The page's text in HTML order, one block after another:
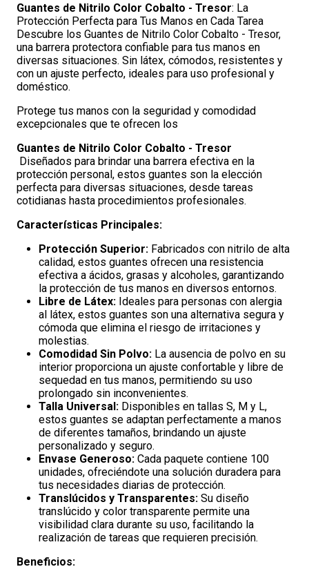
Guantes de Nitrilo Color Cobalto - Tresor: La
Protección Perfecta para Tus Manos en Cada Tarea
Descubre los Guantes de Nitrilo Color Cobalto - Tresor,
una barrera protectora confiable para tus manos en
diversas situaciones. Sin látex, cómodos, resistentes y
con un ajuste perfecto, ideales para uso profesional y
doméstico.
Protege tus manos con la seguridad y comodidad
excepcionales que te ofrecen los
Guantes de Nitrilo Color Cobalto - Tresor
Diseñados para brindar una barrera efectiva en la
protección personal, estos guantes son la elección
perfecta para diversas situaciones, desde tareas
cotidianas hasta procedimientos profesionales.
Características Principales:
Protección Superior: Fabricados con nitrilo de alta
calidad, estos guantes ofrecen una resistencia
efectiva a ácidos, grasas y alcoholes, garantizando
la protección de tus manos en diversos entornos.
Libre de Látex: Ideales para personas con alergia
al látex, estos guantes son una alternativa segura y
cómoda que elimina el riesgo de irritaciones y
molestias.
Comodidad Sin Polvo: La ausencia de polvo en su
interior proporciona un ajuste confortable y libre de
sequedad en tus manos, permitiendo su uso
prolongado sin inconvenientes.
Talla Universal: Disponibles en tallas S, M y L,
estos guantes se adaptan perfectamente a manos
de diferentes tamaños, brindando un ajuste
personalizado y seguro.
Envase Generoso: Cada paquete contiene 100
unidades, ofreciéndote una solución duradera para
tus necesidades diarias de protección.
Translúcidos y Transparentes: Su diseño
translúcido y color transparente permite una
visibilidad clara durante su uso, facilitando la
realización de tareas que requieren precisión.
Beneficios: